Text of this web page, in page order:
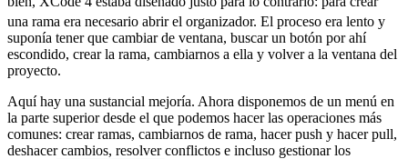
una rama era necesario abrir el organizador. El proceso era lento y
suponía tener que cambiar de ventana, buscar un botón por ahí
escondido, crear la rama, cambiarnos a ella y volver a la ventana del
proyecto.
Aquí hay una sustancial mejoría. Ahora disponemos de un menú en
la parte superior desde el que podemos hacer las operaciones más
comunes: crear ramas, cambiarnos de rama, hacer push y hacer pull,
deshacer cambios, resolver conflictos e incluso gestionar los